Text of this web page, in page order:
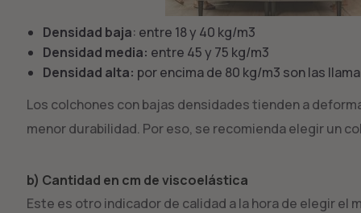
Densidad baja: entre 18 y 40 kg/m3
Densidad media: entre 45 y 75 kg/m3
Densidad alta: por encima de 80 kg/m3 son las
Los colchones con bajas densidades tienden a
menor durabilidad. Por eso, se recomienda elegir un
b) Cantidad en cm de viscoelástica
Este es otro indicador de calidad a la hora de elegir